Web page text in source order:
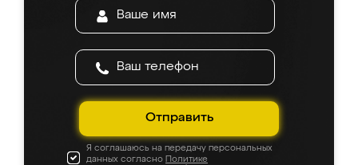
Отправить
Я соглашаюсь на передачу персональных
данных согласно Политике